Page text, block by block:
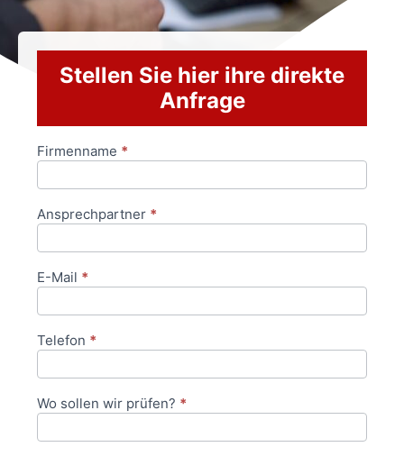
Stellen Sie hier ihre direkte
Anfrage
Anfrageformular
Firmenname *
Ansprechpartner *
E-Mail *
Telefon *
Wo sollen wir prüfen? *